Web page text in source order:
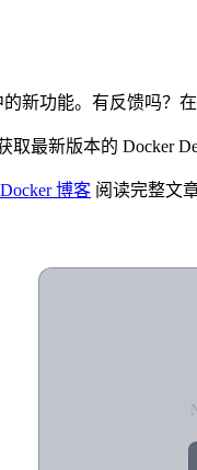
的新功能。有反馈吗
取最新版本的 Docker
Docker 博客 阅读完整文